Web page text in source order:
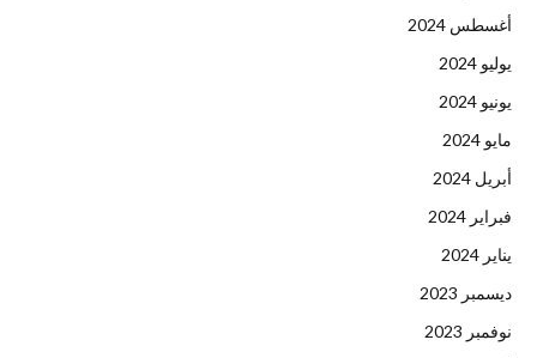
أغسطس 2024
يوليو 2024
يونيو 2024
مايو 2024
أبريل 2024
فبراير 2024
يناير 2024
ديسمبر 2023
نوفمبر 2023